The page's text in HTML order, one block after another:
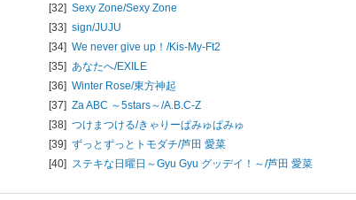
[32] Sexy Zone/Sexy Zone
[33] sign/JUJU
[34] We never give up！/Kis-My-Ft2
[35] あなたへ/EXILE
[36] Winter Rose/東方神起
[37] Za ABC ～5stars～/A.B.C-Z
[38] つけまつける/きゃりーぱみゅぱみゅ
[39] ずっとずっとトモダチ/芦田 愛菜
[40] ステキな日曜日～Gyu Gyu グッデイ！～/芦田 愛菜